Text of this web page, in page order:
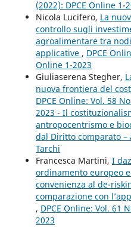
(2022): DPCE Online 1-
Nicola Lucifero, La
controllo sugli
agroalimentare tra
applicative , DPCE
Online 1-2023
Giuliaserena Stegher,
nuova frontiera del
DPCE Online: Vol. 58
2023 - Il
antropocentrismo e
dal Diritto comparato –
Tarchi
Francesca Martini, I
ordinamento europeo
convenienza al de-
comparazione con
, DPCE Online: Vol. 61
2023